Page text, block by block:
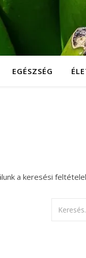
EGÉSZSÉG
a keresési